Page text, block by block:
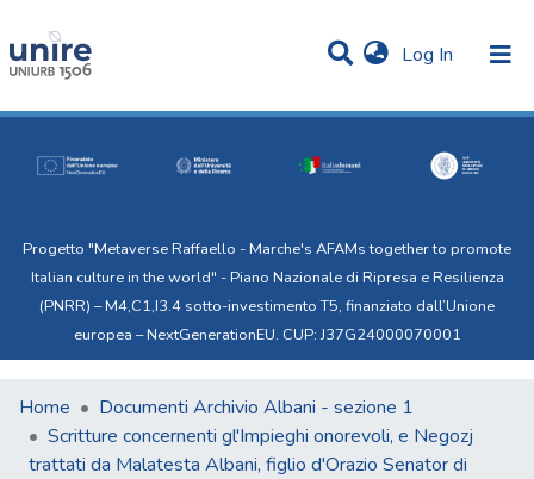
Log In (current)
Statistics
Progetto "Metaverse Raffaello - Marche's AFAMs together to promote
Italian culture in the world" - Piano Nazionale di Ripresa e Resilienza
(PNRR) – M4,C1,I3.4 sotto-investimento T5, finanziato dall’Unione
europea – NextGenerationEU. CUP: J37G24000070001
Home
Documenti Archivio Albani - sezione 1
Scritture concernenti gl'Impieghi onorevoli, e Negozj
trattati da Malatesta Albani, figlio d'Orazio Senator di